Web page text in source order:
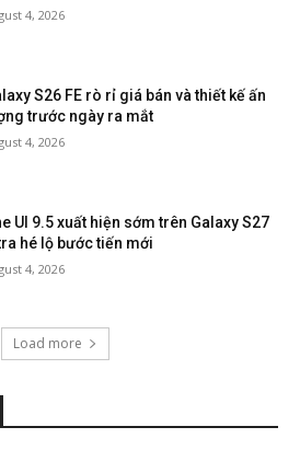
4, 2026
S26 FE rò rỉ giá bán và thiết kế ấn
trước ngày ra mắt
4, 2026
UI 9.5 xuất hiện sớm trên Galaxy S27
hé lộ bước tiến mới
4, 2026
Load more